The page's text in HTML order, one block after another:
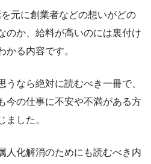
元に創業者などの想いがどの
のか、給料が高いのには裏付け
かる内容です。
うなら絶対に読むべき一冊で、
今の仕事に不安や不満がある方
ました。
人化解消のためにも読むべき内